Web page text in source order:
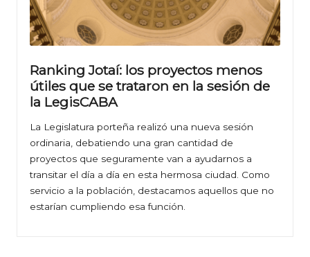
Ranking Jotaí: los proyectos menos
útiles que se trataron en la sesión de
la LegisCABA
La Legislatura porteña realizó una nueva sesión
ordinaria, debatiendo una gran cantidad de
proyectos que seguramente van a ayudarnos a
transitar el día a día en esta hermosa ciudad. Como
servicio a la población, destacamos aquellos que no
estarían cumpliendo esa función.